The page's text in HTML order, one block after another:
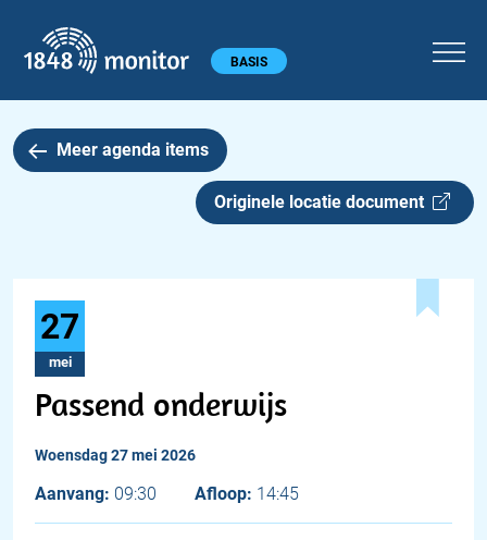
Hoofdmenu BASIS
Meer agenda items
Originele locatie document
27
mei
Passend onderwijs
woensdag 27 mei 2026
Aanvang: 09:30 Afloop: 14:45